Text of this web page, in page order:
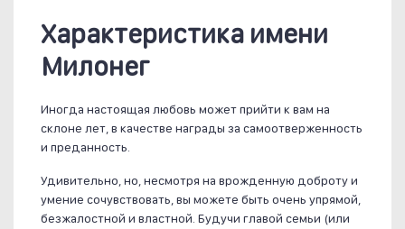
Характеристика имени
Милонег
Иногда настоящая любовь может прийти к вам на
склоне лет, в качестве награды за самоотверженность
и преданность.
Удивительно, но, несмотря на врожденную доброту и
умение сочувствовать, вы можете быть очень упрямой,
безжалостной и властной. Будучи главой семьи (или